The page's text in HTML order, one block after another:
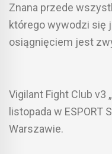
Znana przede
którego wywodzi się
osiągnięciem jest
Vigilant Fight Club v3
listopada w ESPORT
Warszawie.